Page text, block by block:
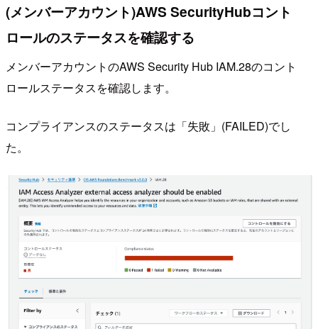
(メンバーアカウント)AWS SecurityHubコント
ロールのステータスを確認する
メンバーアカウントのAWS Security Hub IAM.28のコント
ロールステータスを確認します。
コンプライアンスのステータスは「失敗」(FAILED)でし
た。